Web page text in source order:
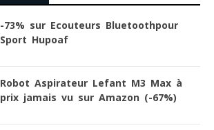
-73% sur Ecouteurs Bluetoothpour
Sport Hupoaf
Robot Aspirateur Lefant M3 Max à
prix jamais vu sur Amazon (-67%)